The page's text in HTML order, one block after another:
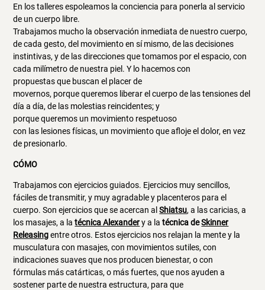
En los talleres espoleamos la conciencia para ponerla al servicio
de un cuerpo libre.
Trabajamos mucho la observación inmediata de nuestro cuerpo,
de cada gesto, del movimiento en sí mismo, de las decisiones
instintivas, y de las direcciones que tomamos por el espacio, con
cada milímetro de nuestra piel. Y lo hacemos con
propuestas que buscan el placer de
movernos, porque queremos liberar el cuerpo de las tensiones del
día a día, de las molestias reincidentes; y
porque queremos un movimiento respetuoso
con las lesiones físicas, un movimiento que afloje el dolor, en vez
de presionarlo.
CÓMO
Trabajamos con ejercicios guiados. Ejercicios muy sencillos,
fáciles de transmitir, y muy agradable y placenteros para el
cuerpo. Son ejercicios que se acercan alShiatsu, a las caricias, a
los masajes, a latécnica Alexandery a latécnica deSkinner
Releasingentre otros. Estos ejercicios nos relajan la mente y la
musculatura con masajes, con movimientos sutiles, con
indicaciones suaves que nos producen bienestar, o con
fórmulas más catárticas, o más fuertes, que nos ayuden a
sostener parte de nuestra estructura, para que